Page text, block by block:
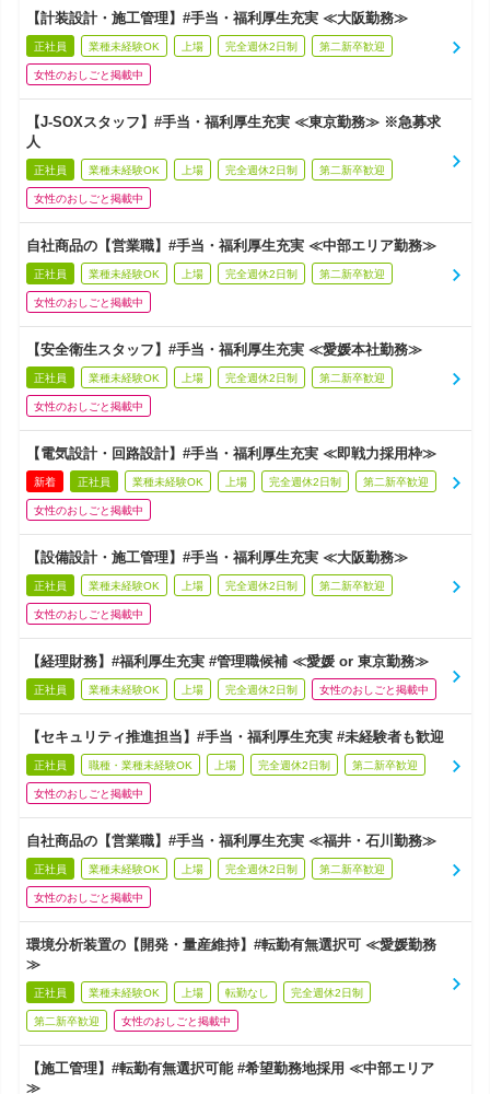
【計装設計・施工管理】#手当・福利厚生充実 ≪大阪勤務≫
正社員 業種未経験OK 上場 完全週休2日制 第二新卒歓迎
女性のおしごと掲載中
【J-SOXスタッフ】#手当・福利厚生充実 ≪東京勤務≫ ※急募求
人
正社員 業種未経験OK 上場 完全週休2日制 第二新卒歓迎
女性のおしごと掲載中
自社商品の【営業職】#手当・福利厚生充実 ≪中部エリア勤務≫
正社員 業種未経験OK 上場 完全週休2日制 第二新卒歓迎
女性のおしごと掲載中
【安全衛生スタッフ】#手当・福利厚生充実 ≪愛媛本社勤務≫
正社員 業種未経験OK 上場 完全週休2日制 第二新卒歓迎
女性のおしごと掲載中
【電気設計・回路設計】#手当・福利厚生充実 ≪即戦力採用枠≫
新着 正社員 業種未経験OK 上場 完全週休2日制 第二新卒歓迎
女性のおしごと掲載中
【設備設計・施工管理】#手当・福利厚生充実 ≪大阪勤務≫
正社員 業種未経験OK 上場 完全週休2日制 第二新卒歓迎
女性のおしごと掲載中
【経理財務】#福利厚生充実 #管理職候補 ≪愛媛 or 東京勤務≫
正社員 業種未経験OK 上場 完全週休2日制 女性のおしごと掲載中
【セキュリティ推進担当】#手当・福利厚生充実 #未経験者も歓迎
正社員 職種・業種未経験OK 上場 完全週休2日制 第二新卒歓迎
女性のおしごと掲載中
自社商品の【営業職】#手当・福利厚生充実 ≪福井・石川勤務≫
正社員 業種未経験OK 上場 完全週休2日制 第二新卒歓迎
女性のおしごと掲載中
環境分析装置の【開発・量産維持】#転勤有無選択可 ≪愛媛勤務
≫
正社員 業種未経験OK 上場 転勤なし 完全週休2日制
第二新卒歓迎 女性のおしごと掲載中
【施工管理】#転勤有無選択可能 #希望勤務地採用 ≪中部エリア
≫